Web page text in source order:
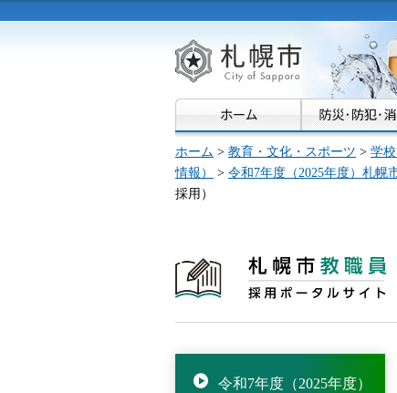
札幌市
ホーム > 教育・文化・スポーツ > 学
情報）
> 令和7年度（2025年度）札幌
採用）
札幌市教職員
採用ポータルサイト
令和7年度（2025年度）